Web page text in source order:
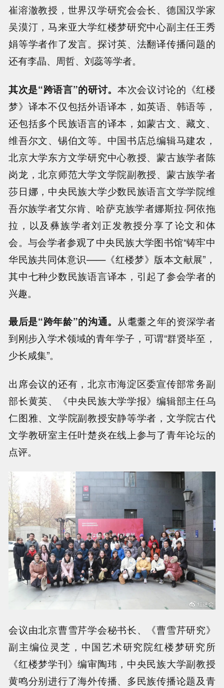
崔溶澈教授，世界汉学研究会会长、德国汉学家
吴漠汀，马来亚大学红楼梦研究中心副主任王秀
娟等学者作了发言。探讨英、法翻译传播问题的
还有李晶、周哲、刘蕊等学者。
其次是“跨语言”的研讨。 本次会议讨论的《红楼
梦》译本不仅包括外语译本，如英语、韩语等，
还包括多个民族语言的译本，如蒙古文、藏文、
维吾尔文、锡伯文等。中国书店总编辑马建农，
北京大学东方文学研究中心教授、蒙古族学者陈
岗龙，北京师范大学文学院副教授、蒙古族学者
莎日娜，中央民族大学少数民族语言文学学院维
吾尔族学者艾尔肯、哈萨克族学者娜斯拉·阿依拖
拉，以及彝族学者刘正发教授分享了论文和体
会。与会学者参观了中央民族大学图书馆“铸牢中
华民族共同体意识——《红楼梦》版本文献展”，
其中七种少数民族语言译本，引起了参会学者的
兴趣。
最后是“跨年龄”的沟通。 从耄耋之年的资深学者
到刚步入学术领域的青年学子，可谓“群贤毕至，
少长咸集”。
出席会议的还有，北京市海淀区委宣传部常务副
部长黄英、《中央民族大学学报》编辑部主任乌
仁图雅、文学院副教授安静等学者，文学院古代
文学教研室主任叶楚炎在线上参与了青年论坛的
点评。
会议由北京曹雪芹学会秘书长、《曹雪芹研究》
副主编位灵芝，中国艺术研究院红楼梦研究所
《红楼梦学刊》编审陶玮，中央民族大学副教授
黄鸣分别进行了海外传播、多民族传播论题及青